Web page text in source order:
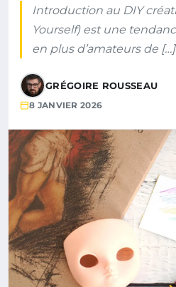
Introduction au DIY
Yourself) est une
en plus d’amateurs de […]
GRÉGOIRE ROUSSEAU
8 JANVIER 2026